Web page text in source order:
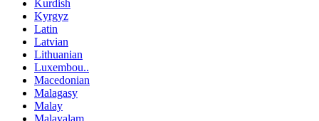
Kurdish
Kyrgyz
Latin
Latvian
Lithuanian
Luxembou..
Macedonian
Malagasy
Malay
Malayalam